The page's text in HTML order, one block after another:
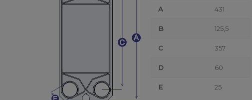
A 431
B 125,5
C 357
D 60
E 25